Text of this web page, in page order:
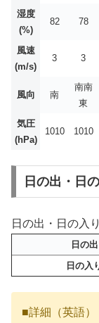
湿度
(%)
82 78
風速
(m/s)
3 3
風向 南
南南
東
気圧
(hPa)
1010 1010
日の出・日
日の出・日の入
日の出
日の入
■詳細（英語）